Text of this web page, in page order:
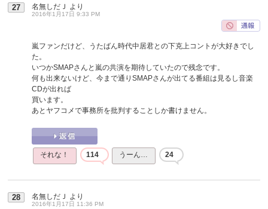
27 名無しだＪ より
2016年1月17日 9:33 PM
嵐ファンだけど、うたばん時代中居君との下克上コントが大好きでし
た。
いつかSMAPさんと嵐の共演を期待していたので残念です。
何も出来ないけど、今まで通りSMAPさんが出てる番組は見るし音楽
CDが出れば
買います。
あとヤフコメで事務所を批判することしか書けません。
それな！ 114 うーん… 24
28 名無しだＪ より
2016年1月17日 11:36 PM